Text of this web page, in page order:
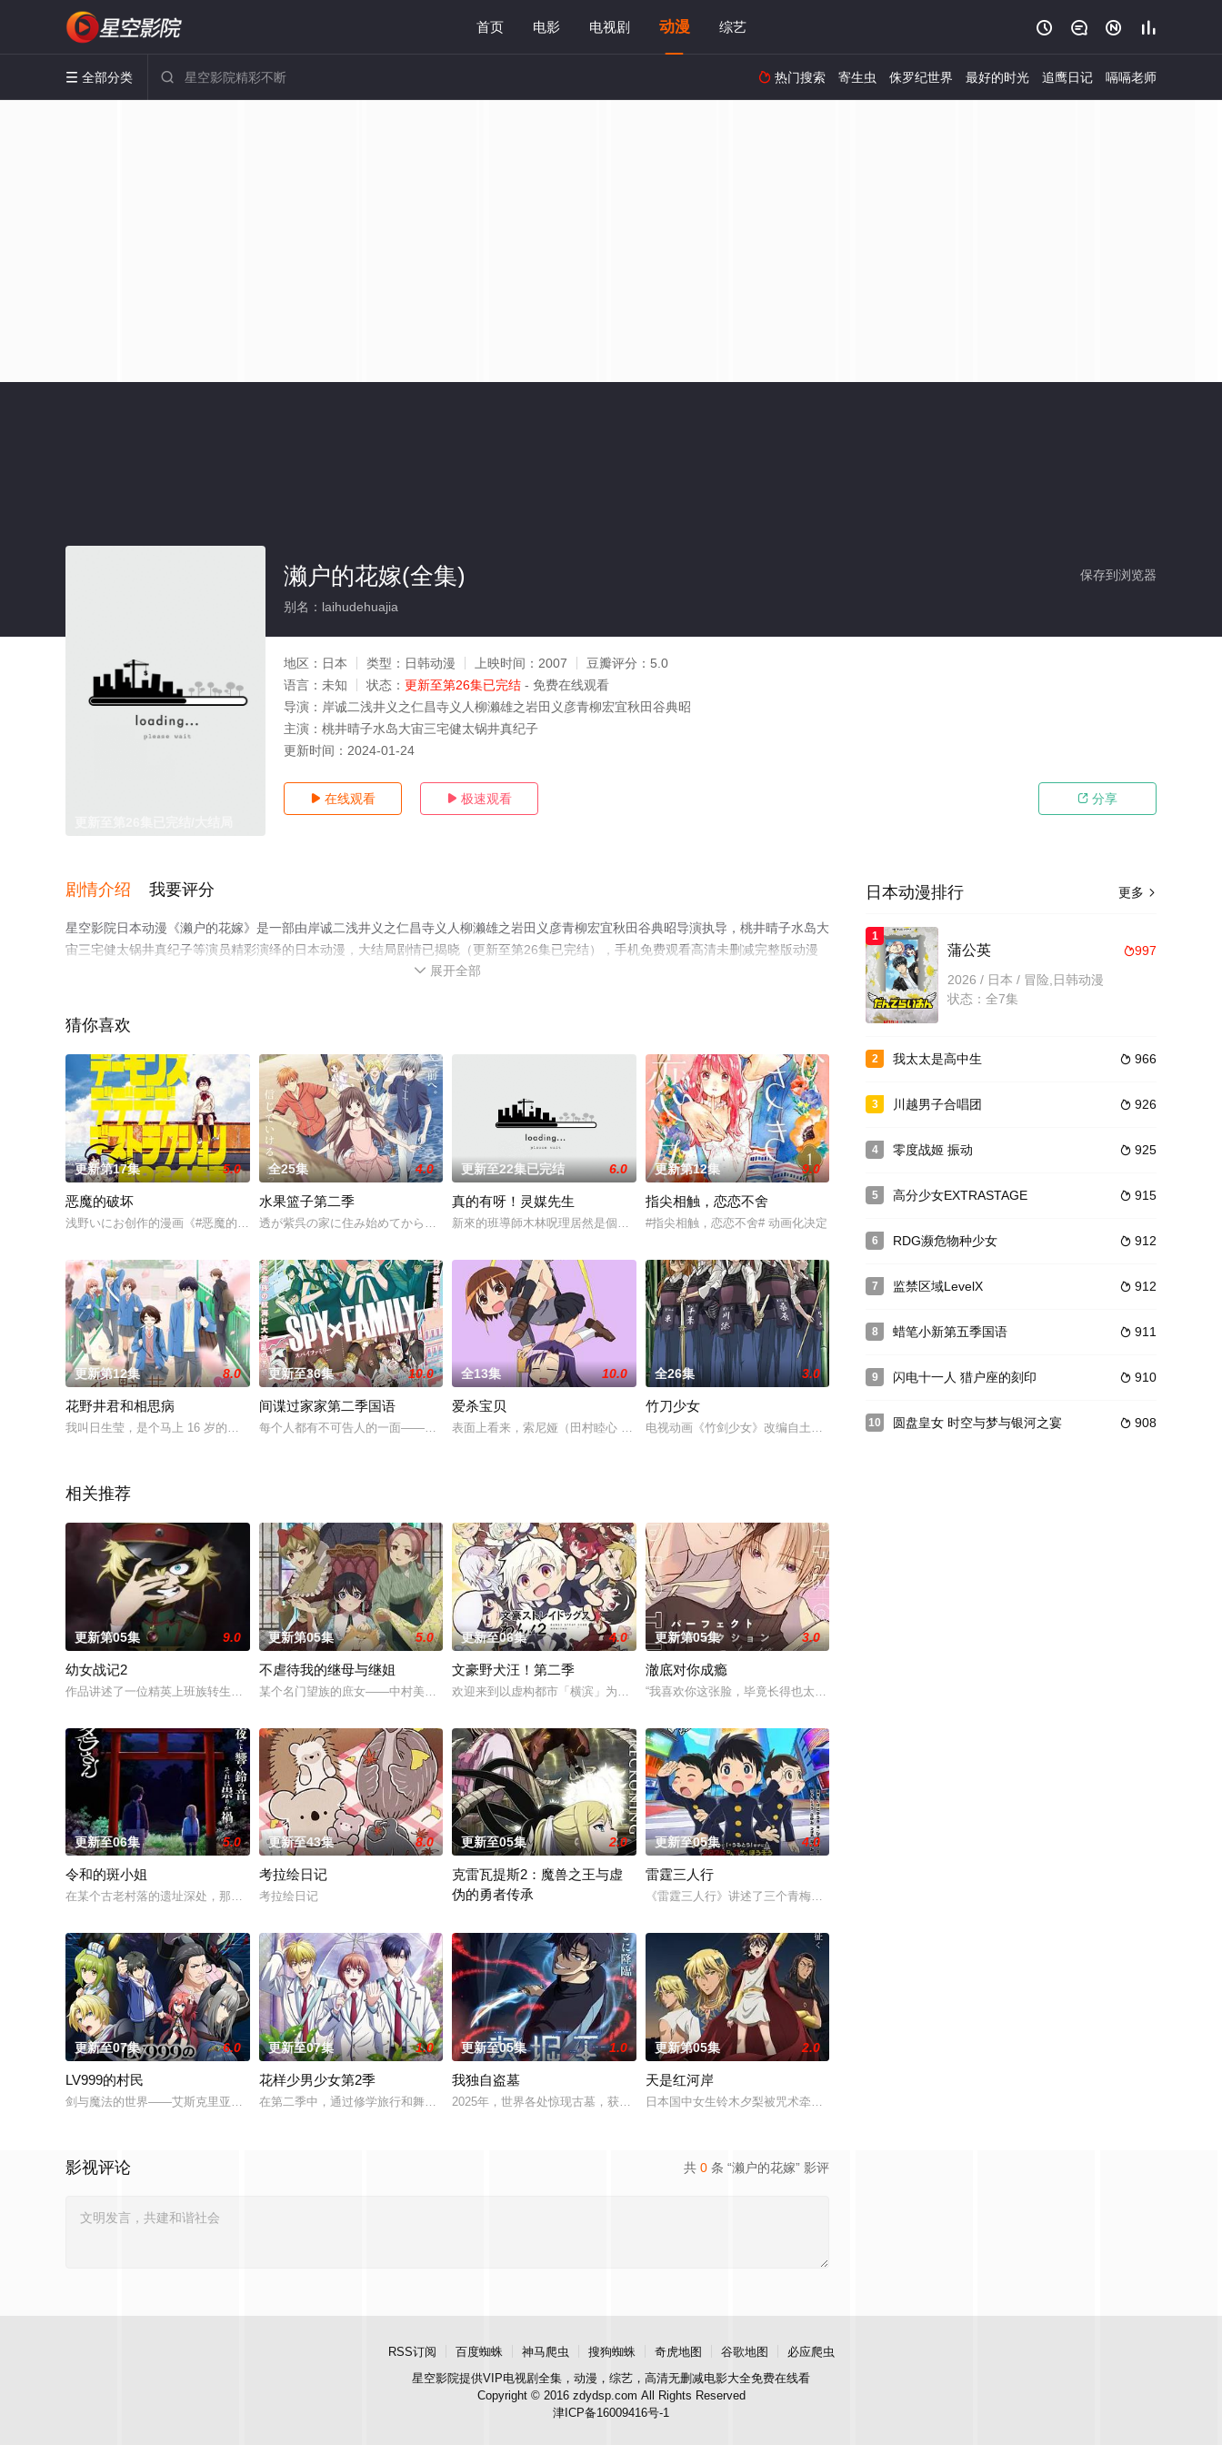
首页 电影 电视剧 动漫 综艺    
 全部分类   热门搜索 寄生虫 侏罗纪世界 最好的时光 追鹰日记 嗝嗝老师
保存到浏览器
濑户的花嫁(全集)
别名：laihudehuajia
地区： 日本 类型： 日韩动漫 上映时间： 2007 豆瓣评分： 5.0
语言： 未知 状态： 更新至第26集已完结 - 免费在线观看
导演： 岸诚二浅井义之仁昌寺义人柳濑雄之岩田义彦青柳宏宜秋田谷典昭
主演： 桃井晴子水岛大宙三宅健太锅井真纪子
更新时间： 2024-01-24
 在线观看  极速观看  分享
剧情介绍 我要评分
星空影院日本动漫《濑户的花嫁》是一部由岸诚二浅井义之仁昌寺义人柳濑雄之岩田义彦青柳宏宜秋田谷典昭导演执导，桃井晴子水岛大
宙三宅健太锅井真纪子等演员精彩演绎的日本动漫，大结局剧情已揭晓（更新至第26集已完结），手机免费观看高清未删减完整版动漫
全集就上星空电影网，更多相关信息可移步至豆瓣动漫、电视猫或剧情网等平台了解。
 展开全部
猜你喜欢
更新第17集 5.0
恶魔的破坏
浅野いにお创作的漫画《#恶魔的破坏# DEAD DEAD DEAMON'S DEDEDEDE DESTRUCTION》宣布动画化！该作将由《地球外少年少女》的制
全25集 4.0
水果篮子第二季
透が紫呉の家に住み始めてから一年が経とうとしていた。由希と夾だけでなく草摩家の皆とも交流を深めてきたが、今も気になるのは忌まわしき『呪い』の正体。進むべき道、決
更新至22集已完结 6.0
真的有呀！灵媒先生
新來的班導師木林呪理居然是個靈媒師，由於她的興趣是降靈，因此動不動就在課堂上降靈附身或是天外飛來一句令人驚恐萬分的話，不過理由都
更新第12集 9.0
指尖相触，恋恋不舍
#指尖相触，恋恋不舍# 动画化决定
更新第12集 8.0
花野井君和相思病
我叫日生莹，是个马上 16 岁的高中生。我一直以为我这一生注定如此平凡，但是也却这样与家人朋友简简单单的生活下去。幸福快乐，就算不谈恋爱也会如此。可是直到这天遇
更新至36集 10.0
间谍过家家第二季国语
每个人都有不可告人的一面——这是一个世界各国均暗地里进行激烈情报战的时代。东国（Ostania）与西国（Westalis）的冷战状态已经持续数十年。“黄昏”是西
全13集 10.0
爱杀宝贝
表面上看来，索尼娅（田村睦心 配音）是一个扎着双马尾的金发美少女高中生，但实际上，她有着一个秘密的身份——杀手。作为一名杀手，索尼
全26集 3.0
竹刀少女
电视动画《竹剑少女》改编自土冢理弘原作、五十岚あぐり作画的同名漫画，是一部以高中剑道社的女社员们
相关推荐
更新第05集 9.0
幼女战记2
作品讲述了一位精英上班族转生至战火纷飞的异世界，成为少女谭雅·提古雷查夫，并凭借前世的理智与知识在帝国军中步步高升的故事
更新第05集 5.0
不虐待我的继母与继姐
某个名门望族的庶女——中村美冶，原本与母亲两人过着虽清贫却幸福的生活。然而有一天，她深爱的母亲去世了，美冶被鸿藏家族的本家收养。在那里等待她的，是继母照子，以及
更新至06集 4.0
文豪野犬汪！第二季
欢迎来到以虚构都市「横滨」为舞台，一众如同疯跑乱咬、四处乱窜的迷途犬们，热热闹闹、鸡飞狗跳的日常世界！依旧针锋相对、冲突不断的两
更新第05集 3.0
澈底对你成瘾
“我喜欢你这张脸，毕竟长得也太好看了吧。”明仁是个颜控、私生活风流不羁的大学生，偏偏看不顺眼长相貌
更新至06集 5.0
令和的斑小姐
在某个古老村落的遗址深处，那一片禁止入内的区域里，存在着被口口相传为“窥之生厄、亵之招祟”的“不可触碰之物”。世代担任山神守护的三十木谷家的孩子——日向和薰，在
更新至43集 8.0
考拉绘日记
考拉绘日记
更新至05集 2.0
克雷瓦提斯2：魔兽之王与虚
伪的勇者传承
更新至05集 4.0
雷霆三人行
《雷霆三人行》讲述了三个青梅竹马的挚友拼命寻找失踪少女的故事。本剧集围绕着平凡的中学生平太郎和
更新至07集 6.0
LV999的村民
剑与魔法的世界——艾斯克里亚。在这个世界里，人们生来就背负着等级与既定使命。战士、格斗家、僧侣、魔法师、盗贼、商人、猎人、咒术师、国王、贤者、勇者。而其中数量最
更新至07集 1.0
花样少男少女第2季
在第二季中，通过修学旅行和舞会等在原作中广受欢迎的篇章，细腻地描绘了瑞稀、佐野、中津三人之间的情感发展。此外，佐野的弟弟·森，以及身为专业摄影师、梅田的后辈·原
更新至05集 1.0
我独自盗墓
2025年，世界各处惊现古墓，获得墓中“宝物”之人便能获得先人的异能，全世界为获得宝物而疯狂。无往不利盗墓者徐浩钧，在一次任务中落入陷
更新第05集 2.0
天是红河岸
日本国中女生铃木夕梨被咒术牵引至纪元前的赫梯帝国，并长期遭受娜姬雅王后的追杀，目的在于以她为祭
共 0 条 “濑户的花嫁” 影评
影视评论
更多 
日本动漫排行
1
997
蒲公英
2026 / 日本 / 冒险,日韩动漫
状态：全7集
2  966
我太太是高中生
3  926
川越男子合唱团
4  925
零度战姬 振动
5  915
高分少女EXTRASTAGE
6  912
RDG濒危物种少女
7  912
监禁区域LevelX
8  911
蜡笔小新第五季国语
9  910
闪电十一人 猎户座的刻印
10  908
圆盘皇女 时空与梦与银河之宴
RSS订阅 百度蜘蛛 神马爬虫 搜狗蜘蛛 奇虎地图 谷歌地图
必应爬虫
星空影院提供VIP电视剧全集，动漫，综艺，高清无删减电影大全免费在线看
Copyright © 2016 zdydsp.com All Rights Reserved
津ICP备16009416号-1